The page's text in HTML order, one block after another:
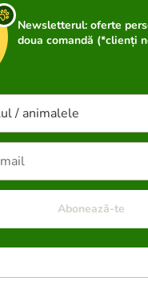
Newsletterul: oferte
doua comandă (*clienți
/ animalele
Abonează-te